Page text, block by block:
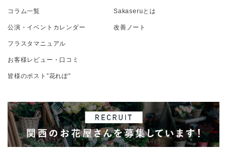
コラム一覧
公演・イベントカレンダー
フラスタマニュアル
お客様レビュー・口コミ
皆様のポスト”花れぽ”
Sakaseruとは
改善ノート